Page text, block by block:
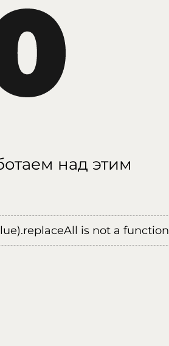
над этим
is not a function